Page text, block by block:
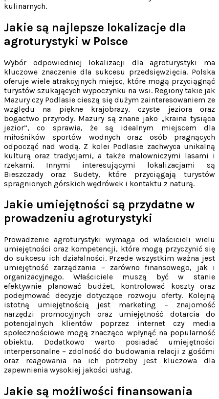
kulinarnych.
Jakie są najlepsze lokalizacje dla
agroturystyki w Polsce
Wybór odpowiedniej lokalizacji dla agroturystyki ma
kluczowe znaczenie dla sukcesu przedsięwzięcia. Polska
oferuje wiele atrakcyjnych miejsc, które mogą przyciągnąć
turystów szukających wypoczynku na wsi. Regiony takie jak
Mazury czy Podlasie cieszą się dużym zainteresowaniem ze
względu na piękne krajobrazy, czyste jeziora oraz
bogactwo przyrody. Mazury są znane jako „kraina tysiąca
jezior”, co sprawia, że są idealnym miejscem dla
miłośników sportów wodnych oraz osób pragnących
odpocząć nad wodą. Z kolei Podlasie zachwyca unikalną
kulturą oraz tradycjami, a także malowniczymi lasami i
rzekami. Innymi interesującymi lokalizacjami są
Bieszczady oraz Sudety, które przyciągają turystów
spragnionych górskich wędrówek i kontaktu z naturą.
Jakie umiejętności są przydatne w
prowadzeniu agroturystyki
Prowadzenie agroturystyki wymaga od właścicieli wielu
umiejętności oraz kompetencji, które mogą przyczynić się
do sukcesu ich działalności. Przede wszystkim ważna jest
umiejętność zarządzania – zarówno finansowego, jak i
organizacyjnego. Właściciele muszą być w stanie
efektywnie planować budżet, kontrolować koszty oraz
podejmować decyzje dotyczące rozwoju oferty. Kolejną
istotną umiejętnością jest marketing – znajomość
narzędzi promocyjnych oraz umiejętność dotarcia do
potencjalnych klientów poprzez internet czy media
społecznościowe mogą znacząco wpłynąć na popularność
obiektu. Dodatkowo warto posiadać umiejętności
interpersonalne – zdolność do budowania relacji z gośćmi
oraz reagowania na ich potrzeby jest kluczowa dla
zapewnienia wysokiej jakości usług.
Jakie są możliwości finansowania